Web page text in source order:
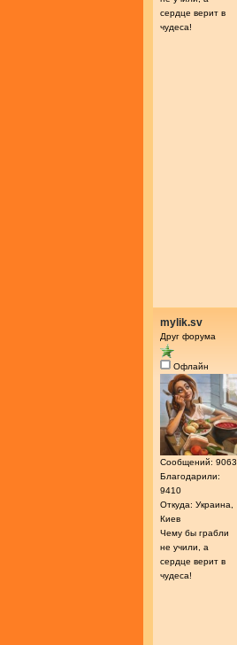
сердце верит в
чудеса!
mylik.sv
Друг форума
Офлайн
Сообщений: 9063
Благодарили:
9410
Откуда: Украина,
Киев
Чему бы грабли
не учили, а
сердце верит в
чудеса!